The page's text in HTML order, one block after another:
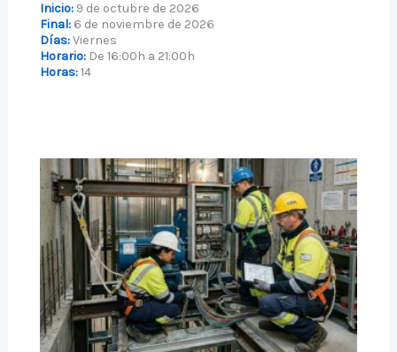
Inicio: 9 de octubre de 2026
Final: 6 de noviembre de 2026
Días:Viernes
Horario: De 16:00h a 21:00h
Horas:14